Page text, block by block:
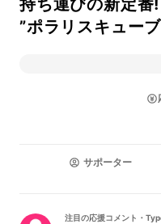
持ち運びの新定
”ポラリスキュー
サポーター
注目の応援コメント ・